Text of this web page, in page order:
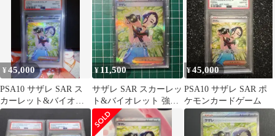
¥45,000
PSA10 サザレ SAR ス
カーレット&バイオレ
ット
¥ 11,500
サザレ SAR スカーレッ
ト&バイオレット 強化
拡張パック クリムゾン
ヘイズ …
¥45,000
PSA10 サザレ SAR ポ
ケモンカードゲーム